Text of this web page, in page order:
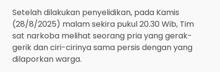
Setelah dilakukan penyelidikan, pada Kamis
(28/8/2025) malam sekira pukul 20.30 Wib, Tim
sat narkoba melihat seorang pria yang gerak-
gerik dan ciri-cirinya sama persis dengan yang
dilaporkan warga.